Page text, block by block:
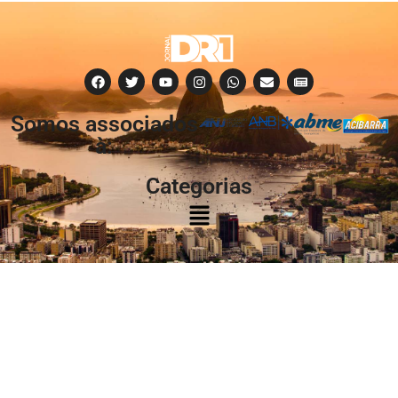
Somos associados
à:
Categorias